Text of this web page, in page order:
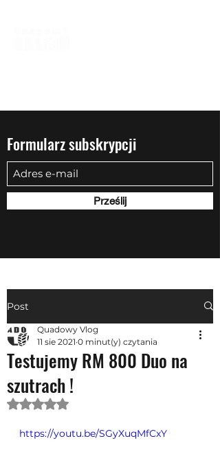
Formularz subskrypcji
Prześlij
Post
Testujemy RM 800 Duo na
szutrach !
Quadowy Vlog
11 sie 2021 0 minut(y) czytania
Oceniono na NaN z 5 gwiazdek.
https://youtu.be/SGyXuqMfCxY